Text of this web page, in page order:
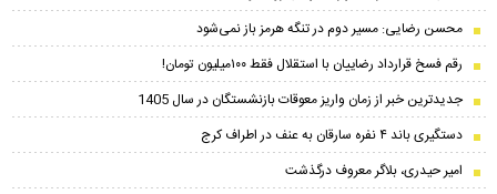
محسن رضایی: مسیر دوم در تنگه هرمز باز نمی‌شود
رقم فسخ قرارداد رضاییان با استقلال فقط ۱۰۰میلیون تومان!
جدیدترین خبر از زمان واریز معوقات بازنشستگان در سال 1405
دستگیری باند ۴ نفره سارقان به عنف در اطراف کرج
امیر حیدری، بلاگر معروف درگذشت